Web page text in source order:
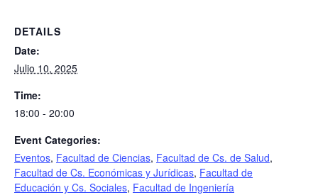
DETAILS
Date:
Julio 10, 2025
Time:
18:00 - 20:00
Event Categories:
Eventos, Facultad de Ciencias, Facultad de Cs. de Salud,
Facultad de Cs. Económicas y Jurídicas, Facultad de
Educación y Cs. Sociales, Facultad de Ingeniería